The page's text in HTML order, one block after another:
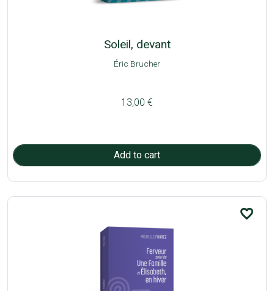
Soleil, devant
Éric Brucher
13,00 €
favorite_border